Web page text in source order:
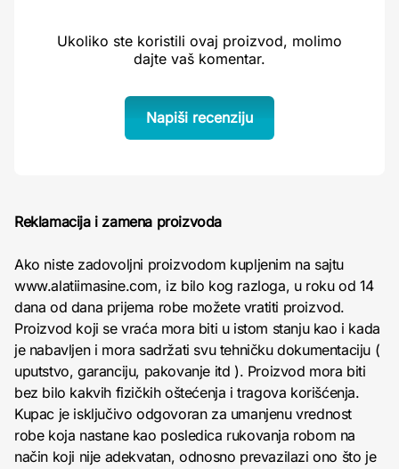
Ukoliko ste koristili ovaj proizvod, molimo
dajte vaš komentar.
Napiši recenziju
Reklamacija i zamena proizvoda
Ako niste zadovoljni proizvodom kupljenim na sajtu
www.alatiimasine.com, iz bilo kog razloga, u roku od 14
dana od dana prijema robe možete vratiti proizvod.
Proizvod koji se vraća mora biti u istom stanju kao i kada
je nabavljen i mora sadržati svu tehničku dokumentaciju (
uputstvo, garanciju, pakovanje itd ). Proizvod mora biti
bez bilo kakvih fizičkih oštećenja i tragova korišćenja.
Kupac je isključivo odgovoran za umanjenu vrednost
robe koja nastane kao posledica rukovanja robom na
način koji nije adekvatan, odnosno prevazilazi ono što je